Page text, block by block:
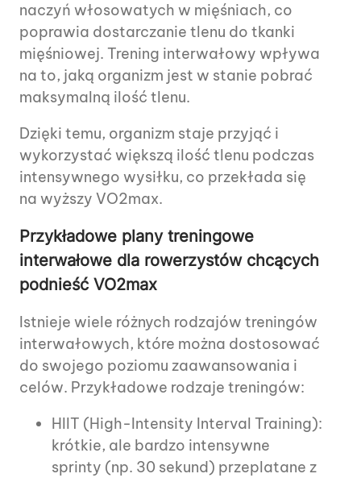
naczyń włosowatych w mięśniach, co
poprawia dostarczanie tlenu do tkanki
mięśniowej. Trening interwałowy wpływa
na to, jaką organizm jest w stanie pobrać
maksymalną ilość tlenu.
Dzięki temu, organizm staje przyjąć i
wykorzystać większą ilość tlenu podczas
intensywnego wysiłku, co przekłada się
na wyższy VO2max.
Przykładowe plany treningowe
interwałowe dla rowerzystów chcących
podnieść VO2max
Istnieje wiele różnych rodzajów treningów
interwałowych, które można dostosować
do swojego poziomu zaawansowania i
celów. Przykładowe rodzaje treningów:
HIIT (High-Intensity Interval Training):
krótkie, ale bardzo intensywne
sprinty (np. 30 sekund) przeplatane z